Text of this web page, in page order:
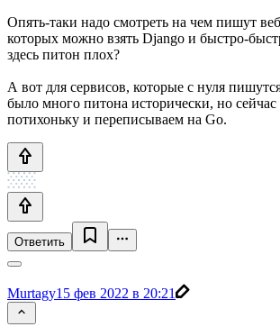
Опять-таки надо смотреть на чем пишут
которых можно взять Django и быстро-
здесь питон плох?
А вот для сервисов, которые с нуля
было много питона исторически, но
потихоньку и переписываем на Go.
Ответить
Murtagy15 фев 2022 в 20:21